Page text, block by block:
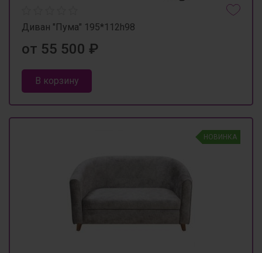
Диван "Пума" 195*112h98
от 55 500 ₽
В корзину
НОВИНКА